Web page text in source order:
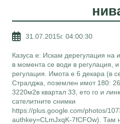
31.07.2015г. 04:00:30
Казуса е: Искам дерегулация на
в момента се води в регулация,
регулация. Имота е 6 декара (в
Стралджа, поземлен имот 180:
3220м2в квартал 33, ето го и
сателитните снимки
https://plus.google.com/photos/
authkey=CLmJxqK-7fCFOw). Там